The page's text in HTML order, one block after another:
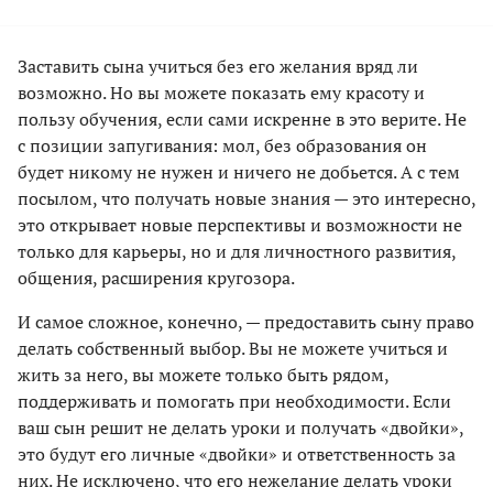
Заставить сына учиться без его желания вряд ли
возможно. Но вы можете показать ему красоту и
пользу обучения, если сами искренне в это верите. Не
с позиции запугивания: мол, без образования он
будет никому не нужен и ничего не добьется. А с тем
посылом, что получать новые знания — это интересно,
это открывает новые перспективы и возможности не
только для карьеры, но и для личностного развития,
общения, расширения кругозора.
И самое сложное, конечно, — предоставить сыну право
делать собственный выбор. Вы не можете учиться и
жить за него, вы можете только быть рядом,
поддерживать и помогать при необходимости. Если
ваш сын решит не делать уроки и получать «двойки»,
это будут его личные «двойки» и ответственность за
них. Не исключено, что его нежелание делать уроки